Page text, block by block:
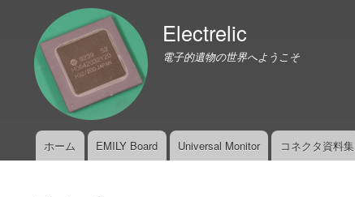
Electrelic
電子的遺物の世界へようこそ
ホーム EMILY Board Universal Monitor コネクタ資料集